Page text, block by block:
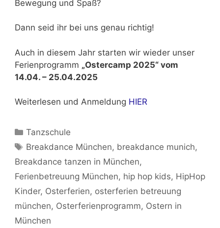
Bewegung und Spaß?
Dann seid ihr bei uns genau richtig!
Auch in diesem Jahr starten wir wieder unser
Ferienprogramm „Ostercamp 2025“ vom
14.04. – 25.04.2025
Weiterlesen und Anmeldung HIER
Kategorien
Tanzschule
Schlagwörter
Breakdance München, breakdance munich,
Breakdance tanzen in München,
Ferienbetreuung München, hip hop kids, HipHop
Kinder, Osterferien, osterferien betreuung
münchen, Osterferienprogramm, Ostern in
München